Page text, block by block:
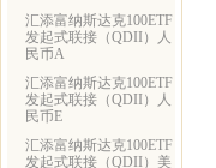
汇添富纳斯达克100ETF
发起式联接（QDII）人
民币A
汇添富纳斯达克100ETF
发起式联接（QDII）人
民币E
汇添富纳斯达克100ETF
发起式联接（QDII）美